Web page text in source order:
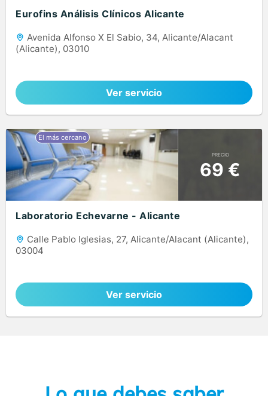
Eurofins Análisis Clínicos Alicante
Avenida Alfonso X El Sabio, 34, Alicante/Alacant
(Alicante), 03010
Ver servicio
PRECIO
69 €
Laboratorio Echevarne - Alicante
Calle Pablo Iglesias, 27, Alicante/Alacant (Alicante),
03004
Ver servicio